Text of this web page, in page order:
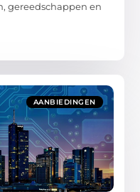
gereedschappen en
AANBIEDINGEN